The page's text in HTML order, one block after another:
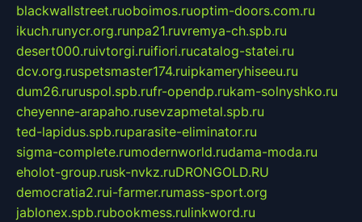
blackwallstreet.ruoboimos.ruoptim-doors.com.ru
ikuch.runycr.org.runpa21.ruvremya-ch.spb.ru
desert000.ruivtorgi.ruifiori.rucatalog-statei.ru
dcv.org.ruspetsmaster174.ruipkameryhiseeu.ru
dum26.ruruspol.spb.rufr-opendp.rukam-solnyshko.ru
cheyenne-arapaho.rusevzapmetal.spb.ru
ted-lapidus.spb.ruparasite-eliminator.ru
sigma-complete.rumodernworld.rudama-moda.ru
eholot-group.rusk-nvkz.ruDRONGOLD.RU
democratia2.rui-farmer.rumass-sport.org
jablonex.spb.rubookmess.rulinkword.ru